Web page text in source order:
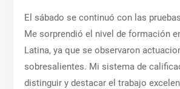
El sábado se continuó con las
Me sorprendió el nivel de formación
Latina, ya que se observaron
sobresalientes. Mi sistema de
distinguir y destacar el trabajo